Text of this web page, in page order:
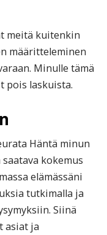
meitä kuitenkin
määritteleminen
Minulle tämä
pois laskuista.
Häntä minun
kokemus
elämässäni
tutkimalla ja
Siinä
asiat ja